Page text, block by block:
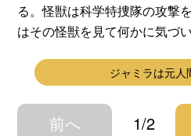
る。怪獣は科学特捜隊の攻撃
はその怪獣を見て何かに気づ
ジャミラは元人
前へ 1/2